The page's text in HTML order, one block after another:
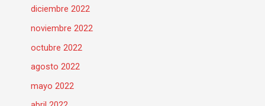
diciembre 2022
noviembre 2022
octubre 2022
agosto 2022
mayo 2022